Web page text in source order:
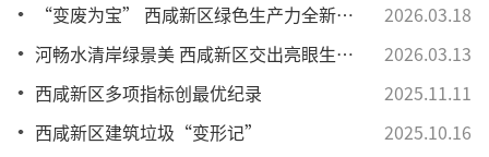
2026.03.18
“变废为宝” 西咸新区绿色生产力全新升级
2026.03.13
河畅水清岸绿景美 西咸新区交出亮眼生态答卷
2025.11.11
西咸新区多项指标创最优纪录
2025.10.16
西咸新区建筑垃圾“变形记”